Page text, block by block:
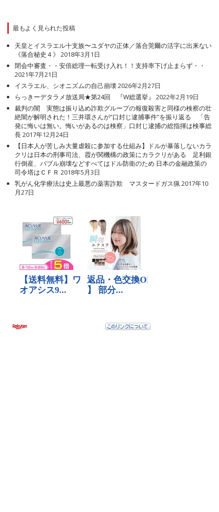
最もよく見られた投稿
天皇とイスラエル十支族〜ユダヤの正体／落合莞爾の活字に出来ない
《落合秘史４》 2018年3月1日
閉会中審査・・安倍総理一転受け入れ！！支持率下げ止まらず・・
2021年7月21日
イスラエル、シオニズムの自己崩壊2026年2月27日
らっきーデタラメ放送局★第24回 『W総選挙』
2022年2月19日
裁判の闇 実態は振り込め詐欺グループの報復殺害と同様の検察の壮
絶闇が解明された！三井環さんが”口封じ逮捕事件”を振り返る 「告
発に悔いは無い。悔いがあるのは検察」口封じ逮捕の総指揮は検事総
長2017年12月24日
【日本人が苦しみ大量虐殺に参加する仕組み】ドルが暴落しないカラ
クリは日本の刑事司法、霞が関機構の政策にカラクリがある 足利銀
行倒産、バブル崩壊などすべてはドル防衛のため 日本の金融政策の
司令塔はＣＦＲ 2018年5月3日
乳がん化学療法は史上最悪の薬害詐欺 マスタードガス猟 2017年10
月27日